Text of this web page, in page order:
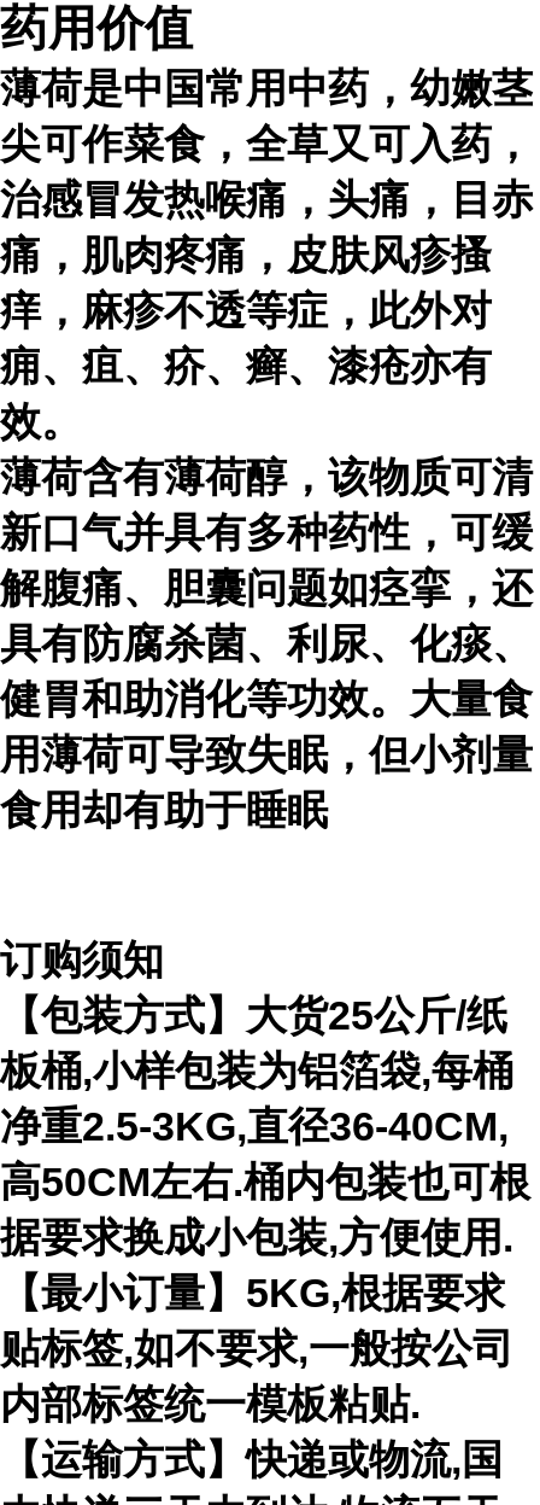
药用价值
薄荷是中国常用中药，幼嫩茎
尖可作菜食，全草又可入药，
治感冒发热喉痛，头痛，目赤
痛，肌肉疼痛，皮肤风疹搔
痒，麻疹不透等症，此外对
痈、疽、疥、癣、漆疮亦有
效。
薄荷含有薄荷醇，该物质可清
新口气并具有多种药性，可缓
解腹痛、胆囊问题如痉挛，还
具有防腐杀菌、利尿、化痰、
健胃和助消化等功效。大量食
用薄荷可导致失眠，但小剂量
食用却有助于睡眠
订购须知
【包装方式】大货25公斤/纸
板桶,小样包装为铝箔袋,每桶
净重2.5-3KG,直径36-40CM,
高50CM左右.桶内包装也可根
据要求换成小包装,方便使用 .
【最小订量】 5KG,根据要求
贴标签,如不要求,一般按公司
内部标签统一模板粘贴.
【运输方式】快递或物流,国